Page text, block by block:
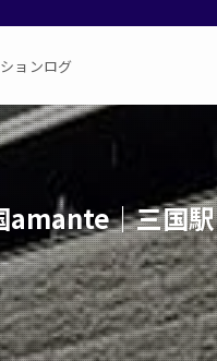
ョンログ
amante｜三国